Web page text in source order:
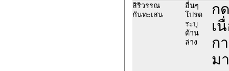
สิริวรรณ
กันทะเสน
อื่นๆ
โปรด
ระบุ
ด้าน
ล่าง
ก
เ
ก
ม